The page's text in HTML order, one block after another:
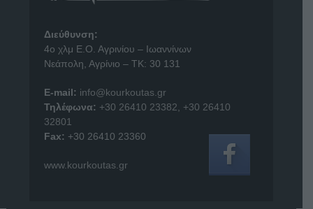
Διεύθυνση:
4o χλμ Ε.Ο. Αγρινίου – Ιωαννίνων
Νεάπολη, Αγρίνιο – ΤΚ: 30 131
E-mail: info@kourkoutas.gr
Τηλέφωνα: +30 26410 23382
+30 26410
32801
Fax: +30 26410 23360
www.kourkoutas.gr